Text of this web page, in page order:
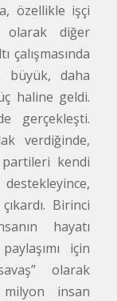
özellikle işçi
olarak diğer
çalışmasında
büyük, daha
haline geldi.
gerçekleşti.
verdiğinde,
kendi
Birinci
hayatı
için
olarak
milyon insan